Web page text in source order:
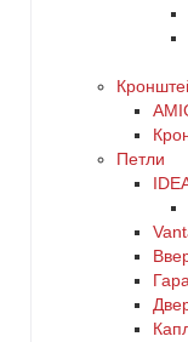
Петли